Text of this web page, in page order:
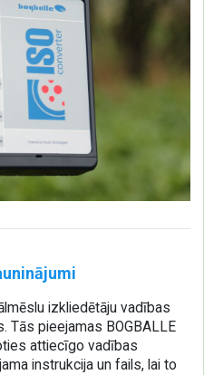
izkliedētāju vadības
Tās pieejamas BOGBALLE
attiecīgo vadības
instrukcija un fails, lai to